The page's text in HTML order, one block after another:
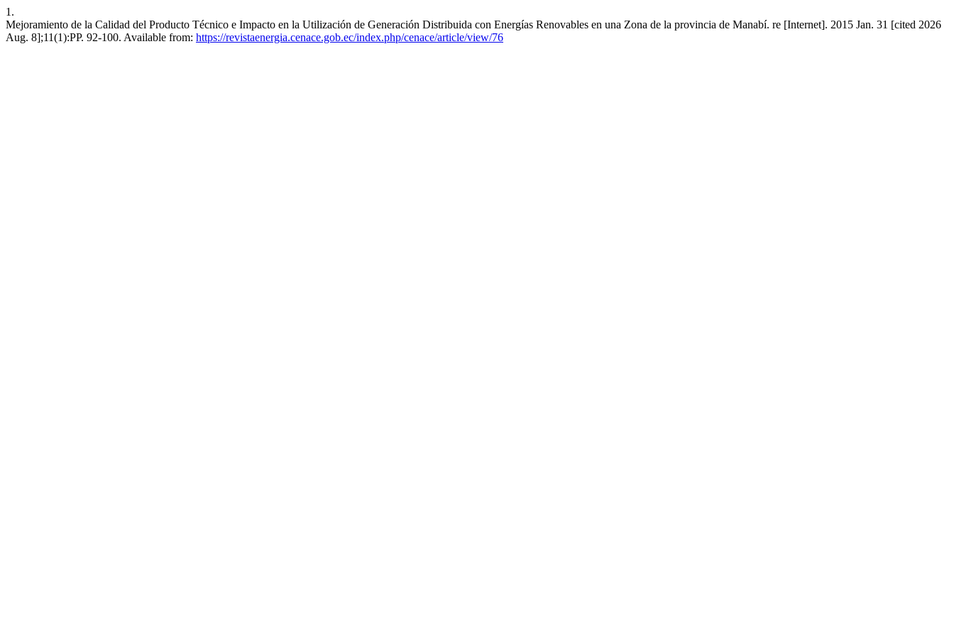
1.
Mejoramiento de la Calidad del Producto Técnico e Impacto en la Utilización de Generación Distribuida con Energías Renovables en una Zona de la provincia de Manabí. re [Internet]. 2015 Jan. 31 [cited 2026
Aug. 8];11(1):PP. 92-100. Available from: https://revistaenergia.cenace.gob.ec/index.php/cenace/article/view/76